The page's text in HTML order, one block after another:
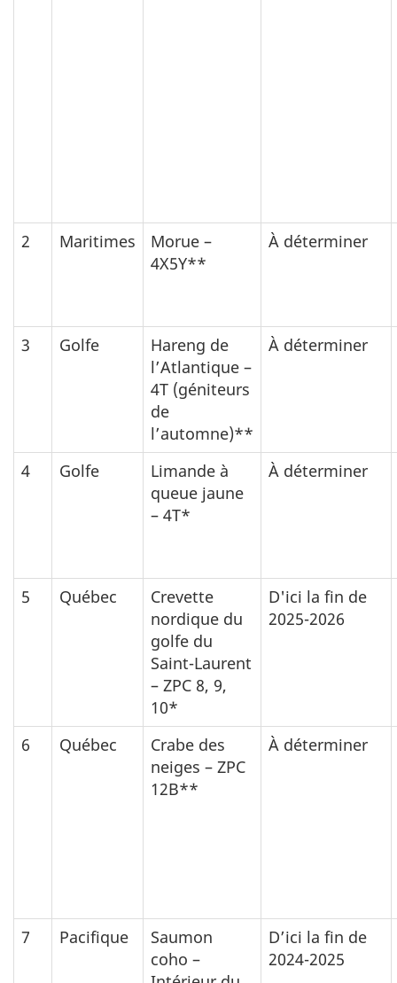
2 Maritimes
Morue –
4X5Y**
À déterminer
3 Golfe
Hareng de
l’Atlantique –
4T (géniteurs
de
l’automne)**
À déterminer
4 Golfe
Limande à
queue jaune
– 4T*
À déterminer
5 Québec
Crevette
nordique du
golfe du
Saint-Laurent
– ZPC 8, 9,
10*
D'ici la fin de
2025-2026
6 Québec
Crabe des
neiges – ZPC
12B**
À déterminer
7 Pacifique
Saumon
coho –
D’ici la fin de
2024-2025